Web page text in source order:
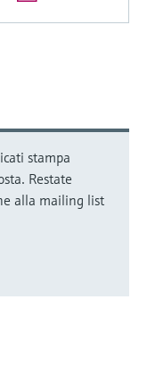
stampa
Restate
alla mailing list